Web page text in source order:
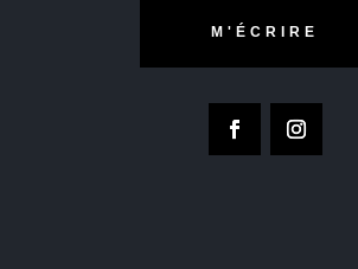
M'ÉCRIRE